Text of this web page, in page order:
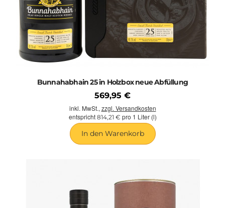
Bunnahabhain 25 in Holzbox neue Abfüllung
569,95 €
inkl. MwSt., zzgl. Versandkosten
entspricht 814,21 € pro 1 Liter (l)
In den Warenkorb